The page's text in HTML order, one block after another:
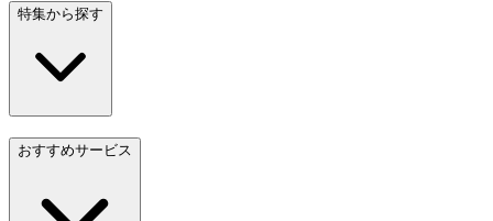
特集から探す
おすすめサービス